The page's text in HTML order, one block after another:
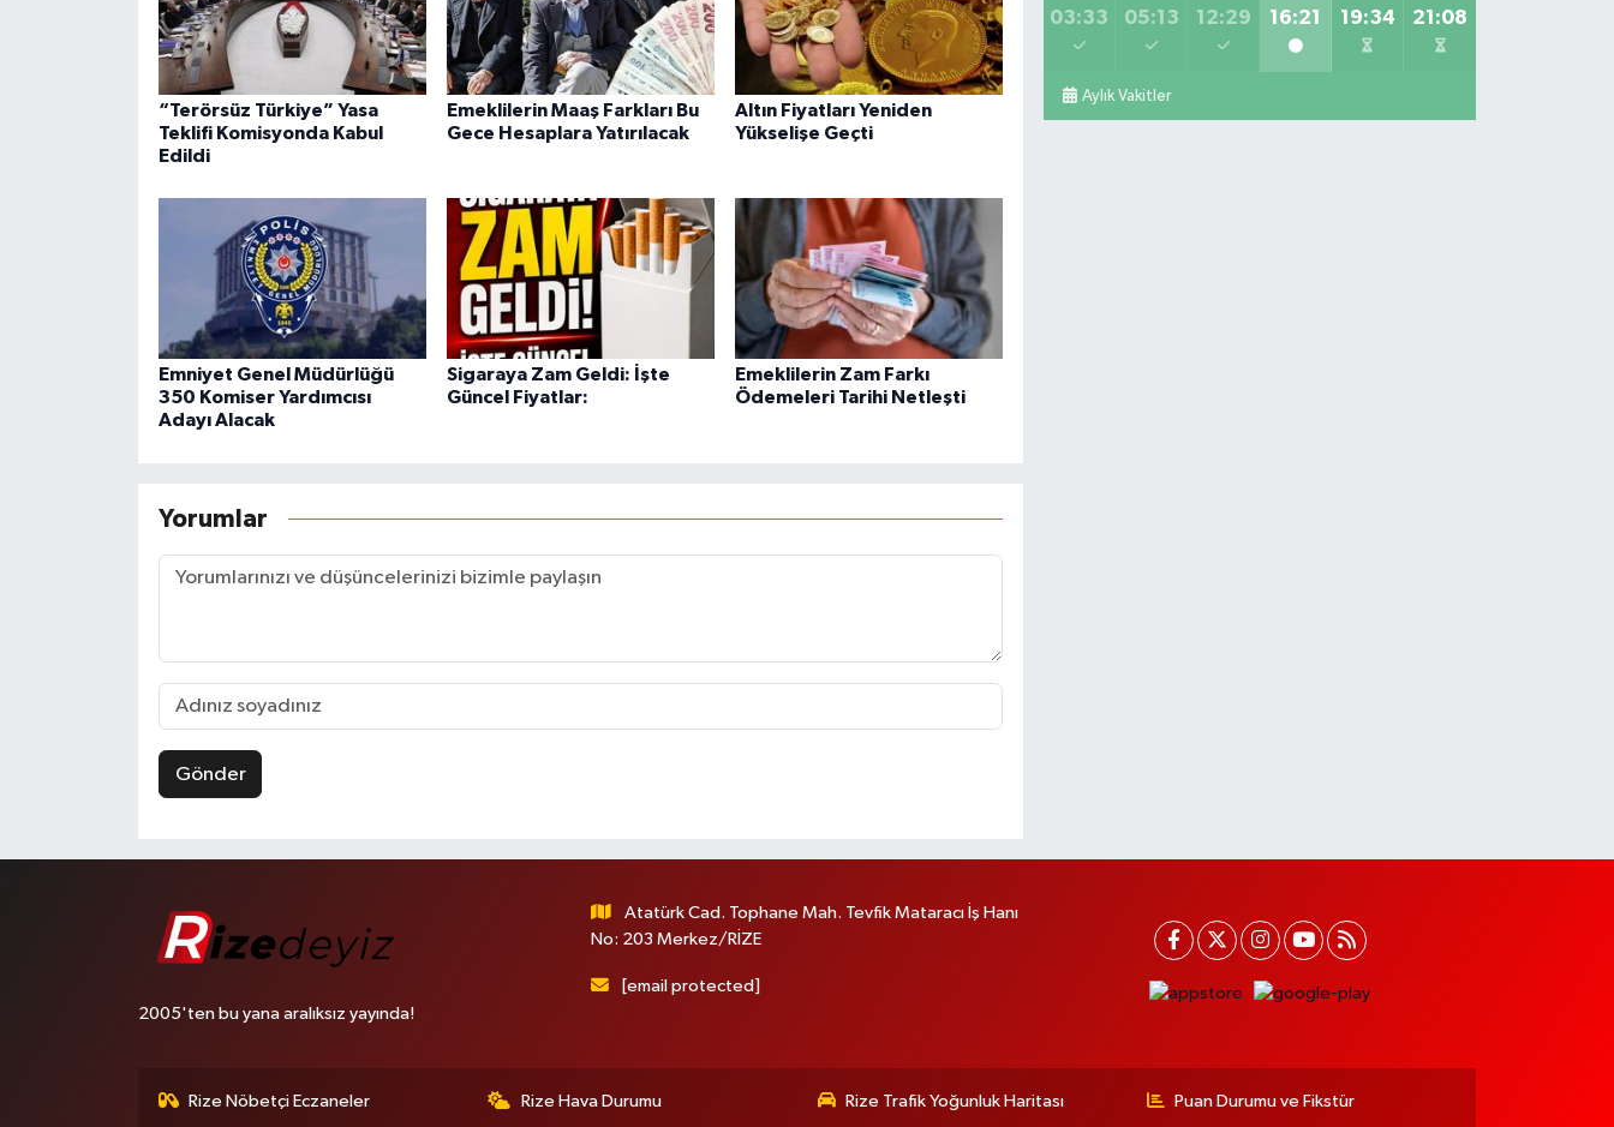
“Terörsüz Türkiye” Yasa
Teklifi Komisyonda Kabul
Edildi
Emeklilerin Maaş Farkları Bu
Gece Hesaplara Yatırılacak
Altın Fiyatları Yeniden
Yükselişe Geçti
Emniyet Genel Müdürlüğü
350 Komiser Yardımcısı
Adayı Alacak
Sigaraya Zam Geldi: İşte
Güncel Fiyatlar:
Emeklilerin Zam Farkı
Ödemeleri Tarihi Netleşti
Yorumlar
Gönder
03:33 05:13 12:29 16:21 19:34 21:08
Aylık Vakitler
2005'ten bu yana aralıksız yayında!
Atatürk Cad. Tophane Mah. Tevfik Mataracı İş Hanı
No: 203 Merkez/RİZE
[email protected]
Rize Nöbetçi Eczaneler Rize Hava Durumu Rize Trafik Yoğunluk Haritası Puan Durumu ve Fikstür